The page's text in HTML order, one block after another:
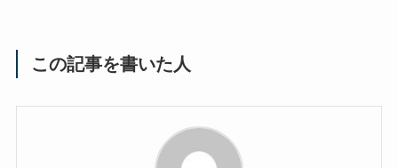
この記事を書いた人